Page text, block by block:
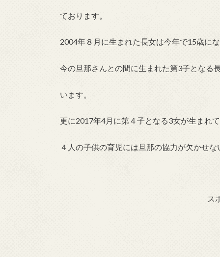
ております。
2004年８月に生まれた長女は今年で15歳に
今の旦那さんとの間に生まれた第3子となる
います。
更に2017年4月に第４子となる3女が生まれ
４人の子供の育児には旦那の協力が欠かせ
ス